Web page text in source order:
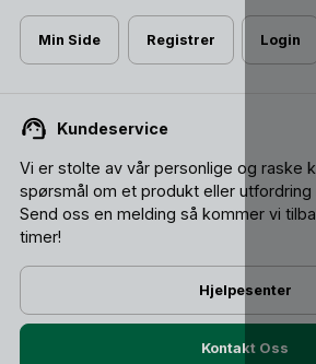
Min Side Registrer Login
Kundeservice
Vi er stolte av vår personlige og raske
spørsmål om et produkt eller utfordring
Send oss ​​en melding så kommer vi
timer!
Hjelpesenter
Kontakt Oss